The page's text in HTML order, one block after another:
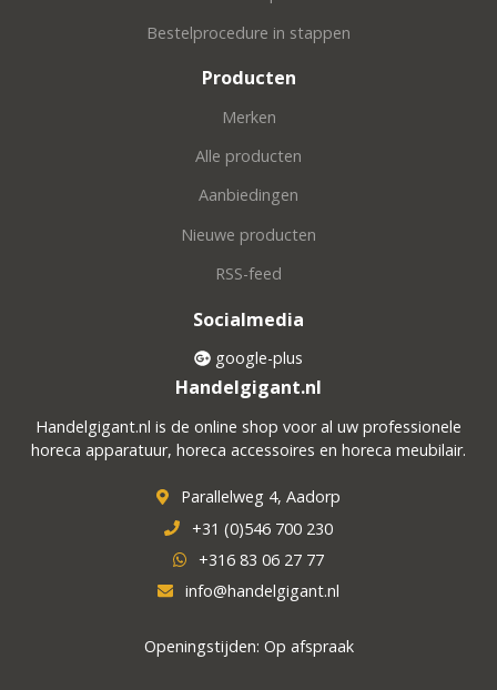
Bestelprocedure in stappen
Producten
Merken
Alle producten
Aanbiedingen
Nieuwe producten
RSS-feed
Socialmedia
google-plus
Handelgigant.nl
Handelgigant.nl is de online shop voor al uw professionele
horeca apparatuur, horeca accessoires en horeca meubilair.
Parallelweg 4, Aadorp
+31 (0)546 700 230
+316 83 06 27 77
info@handelgigant.nl
Openingstijden: Op afspraak